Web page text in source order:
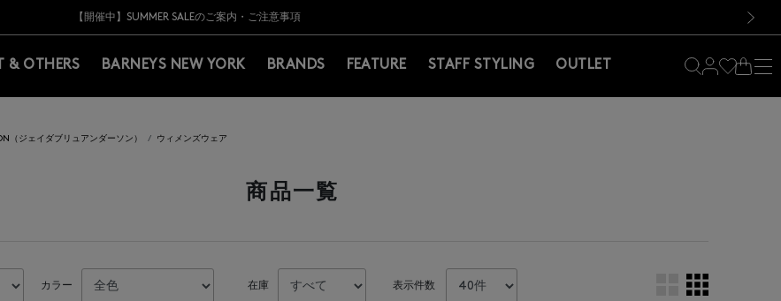
BARNEYS＞会員のお客様は11,000円（税込）以上のお買上げで常時送料無料！お買い物の際は会員登録を！
【夏季休業に伴う返品・交換承り一時停止のお知らせ】（2026.8.5）
熊本県を中心とした地震の影響によるお荷物のお届けについて
【開催中】SUMMER SALEのご案内・ご注意事項
BARNEYS＞会員のお客様は11,000円（税込）以上のお買上げで常時送料無料！お買い物の際は会員登録を！
【夏季休業に伴う返品・交換承り一時停止のお知らせ】（2026.8.5）
& OTHERS BARNEYS NEW YORK BRANDS FEATURE STAFF STYLING OUTLET
（ジェイダブリュアンダーソン） ウィメンズウェア
商品一覧
カラー 在庫 表示件数